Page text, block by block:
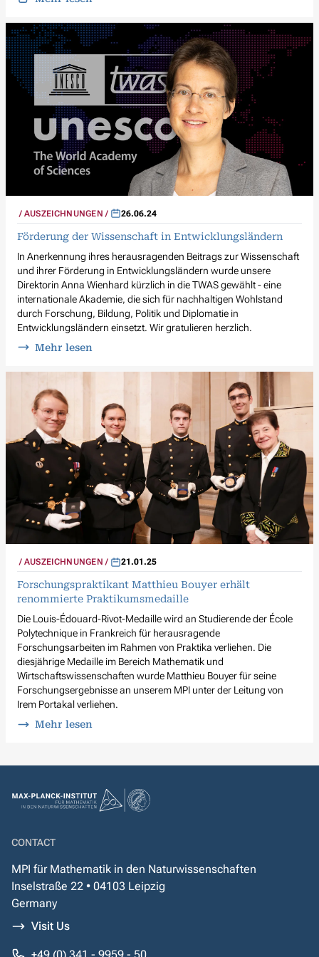
AUSZEICHNUNGEN 26.06.24
Förderung der Wissenschaft in Entwicklungsländern
In Anerkennung ihres herausragenden Beitrags zur Wissenschaft
und ihrer Förderung in Entwicklungsländern wurde unsere
Direktorin Anna Wienhard kürzlich in die TWAS gewählt - eine
internationale Akademie, die sich für nachhaltigen Wohlstand
durch Forschung, Bildung, Politik und Diplomatie in
Entwicklungsländern einsetzt. Wir gratulieren herzlich.
Mehr lesen
AUSZEICHNUNGEN 21.01.25
Forschungspraktikant Matthieu Bouyer erhält
renommierte Praktikumsmedaille
Die Louis-Édouard-Rivot-Medaille wird an Studierende der École
Polytechnique in Frankreich für herausragende
Forschungsarbeiten im Rahmen von Praktika verliehen. Die
diesjährige Medaille im Bereich Mathematik und
Wirtschaftswissenschaften wurde Matthieu Bouyer für seine
Forschungsergebnisse an unserem MPI unter der Leitung von
Irem Portakal verliehen.
Mehr lesen
CONTACT
MPI für Mathematik in den Naturwissenschaften
Inselstraße 22 • 04103 Leipzig
Germany
Visit Us